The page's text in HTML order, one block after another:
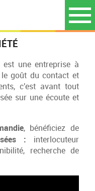
est une entreprise à
goût du contact et
c'est avant tout
sur une écoute et
, bénéficiez de
:
interlocuteur
recherche de